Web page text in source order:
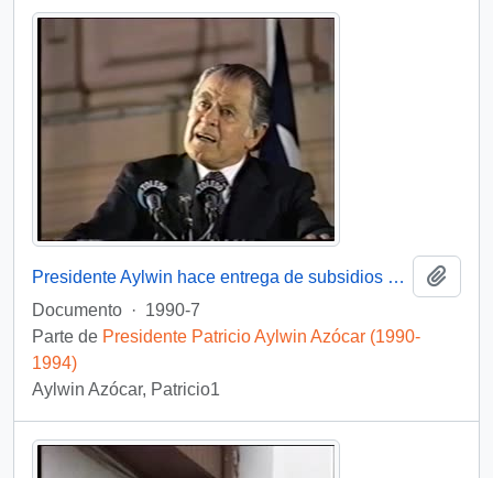
Presidente Aylwin hace entrega de subsidios habitacionales : video
Documento · 1990-7
Parte de Presidente Patricio Aylwin Azócar (1990-
1994)
Aylwin Azócar, Patricio1